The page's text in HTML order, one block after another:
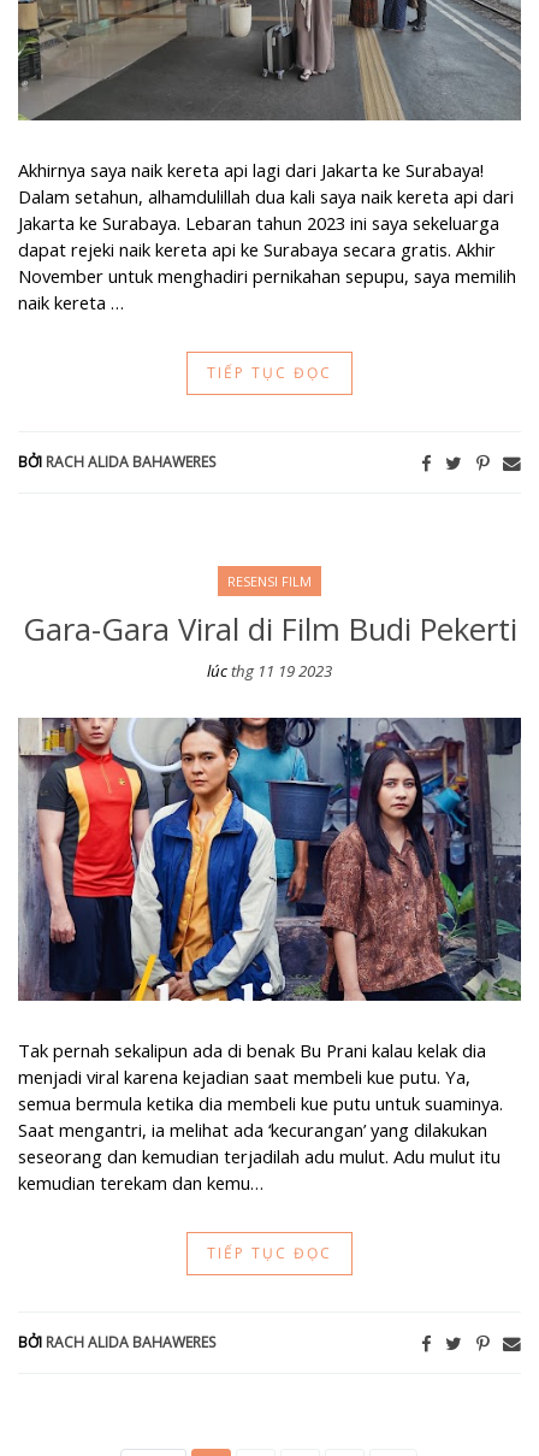
Akhirnya saya naik kereta api lagi dari Jakarta ke Surabaya!
Dalam setahun, alhamdulillah dua kali saya naik kereta api dari
Jakarta ke Surabaya. Lebaran tahun 2023 ini saya sekeluarga
dapat rejeki naik kereta api ke Surabaya secara gratis. Akhir
November untuk menghadiri pernikahan sepupu, saya memilih
naik kereta …
TIẾP TỤC ĐỌC
BỞI RACH ALIDA BAHAWERES
RESENSI FILM
Gara-Gara Viral di Film Budi Pekerti
lúcthg 11 19 2023
Gara-Gara Viral di Film Budi Pekerti
Tak pernah sekalipun ada di benak Bu Prani kalau kelak dia
menjadi viral karena kejadian saat membeli kue putu. Ya,
semua bermula ketika dia membeli kue putu untuk suaminya.
Saat mengantri, ia melihat ada ‘kecurangan’ yang dilakukan
seseorang dan kemudian terjadilah adu mulut. Adu mulut itu
kemudian terekam dan kemu…
TIẾP TỤC ĐỌC
BỞI RACH ALIDA BAHAWERES